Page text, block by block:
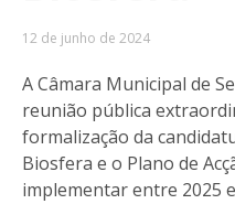
12 de junho de 2024
A Câmara Municipal de
reunião pública
formalização da
Biosfera e o Plano de
implementar entre 2025